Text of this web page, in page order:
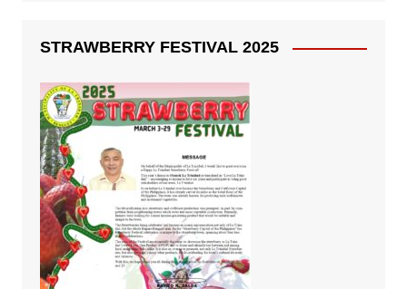
STRAWBERRY FESTIVAL 2025